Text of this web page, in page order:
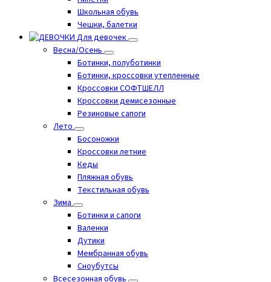
Школьная обувь
Чешки, балетки
Для девочек
Весна/Осень
Ботинки, полуботинки
Ботинки, кроссовки утепленные
Кроссовки СОФТШЕЛЛ
Кроссовки демисезонные
Резиновые сапоги
Лето
Босоножки
Кроссовки летние
Кеды
Пляжная обувь
Текстильная обувь
Зима
Ботинки и сапоги
Валенки
Дутики
Мембранная обувь
Сноубутсы
Всесезонная обувь